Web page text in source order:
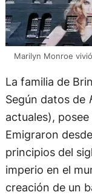
Marilyn Monroe
La familia de
Según datos de
actuales),
Emigraron
principios del
imperio en el
creación de un